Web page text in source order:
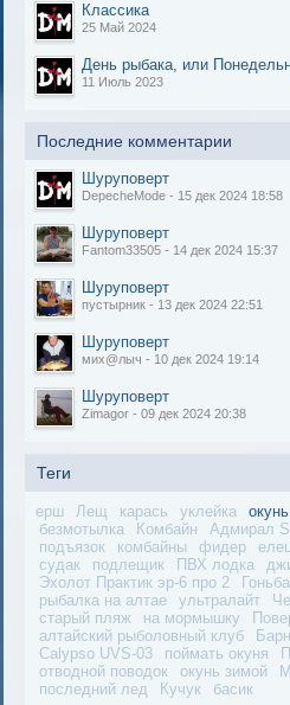
Классика
25 Май 2024
День рыбака, или
11 Июль 2023
Последние комментарии
Шуруповерт
DepecheMode - 15 дек 2024 18:58
Шуруповерт
Fantom33505 - 14 дек 2024 15:37
Шуруповерт
пустырник - 13 дек 2024 22:51
Шуруповерт
мих@лыч - 10 дек 2024 19:14
Шуруповерт
Zimagor - 09 дек 2024 20:38
Теги
ерш Лещ карась уклейка окунь
безмотылка
Комбайн Адмирал
подъязок
комбайны фидер
судак
подлещик ПВХ лодка
Эхолот Практик эр-6 про 2
Гоньба
рыбалка на алтае
ультралайт
старый пляж
на мормышку
алтайский рыболовный клуб
Calypso UVS-03
поймать окуня
отводной поводок
окунь зимой
последний лед
Кучук басик